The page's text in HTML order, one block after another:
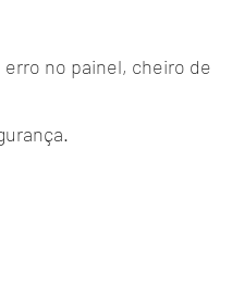
no painel, cheiro de